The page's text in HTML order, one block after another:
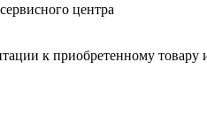
центра
к приобретенному товару